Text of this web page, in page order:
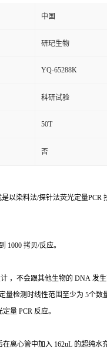
中国
研玘生物
YQ-65288K
科研试验
50T
否
以染料法/探针法荧光定量PCR
拷贝/反应。
，不会跟其他生物的 DNA 发生
检测时线性范围至少为 5个数
量 PCR 反应。
离心管中加入 162uL 的超纯水